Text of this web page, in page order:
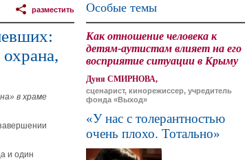
разместить
в храме
и один
Особые темы
Как отношение человека к
детям-аутистам влияет на его
восприятие ситуации в Крыму
Дуня СМИРНОВА,
сценарист, кинорежиссер, учредитель
фонда «Выход»
«У нас с толерантностью
очень плохо. Тотально»